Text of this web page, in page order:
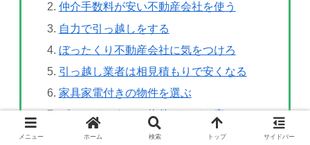
仲介手数料が安い不動産会社を使う
自力で引っ越しをする
ぼったくり不動産会社に気をつけろ
引っ越し業者は相見積もりで安くなる
家具家電付きの物件を選ぶ
ビレッジハウスの物件はマジで安い
メニュー ホーム 検索 トップ サイドバー